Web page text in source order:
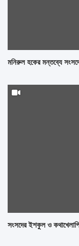
মনিরুল হকের মন্তব্যে
সংসদের ইশকুল ও